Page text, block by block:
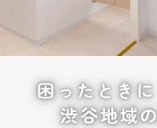
困ったときに
渋谷地域